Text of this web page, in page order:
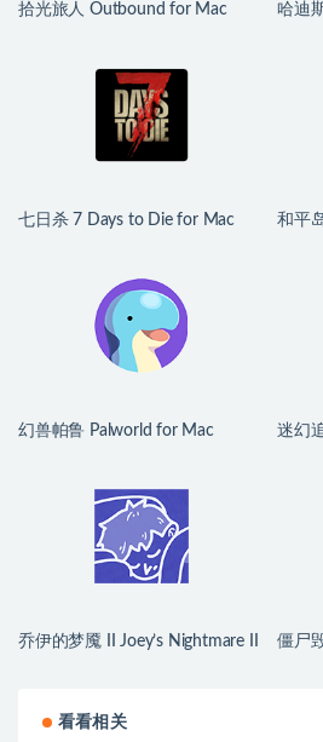
拾光旅人 Outbound for Mac
哈迪
七日杀 7 Days to Die for Mac
和平
幻兽帕鲁 Palworld for Mac
迷幻
乔伊的梦魇 II Joey’s Nightmare II
僵尸
看看相关